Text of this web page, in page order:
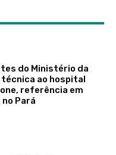
do Ministério da
ao hospital
referência em
Pará